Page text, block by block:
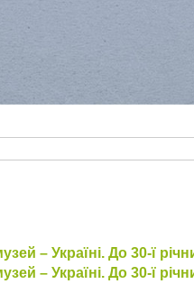
– Україні. До 30-ї
– Україні. До 30-ї